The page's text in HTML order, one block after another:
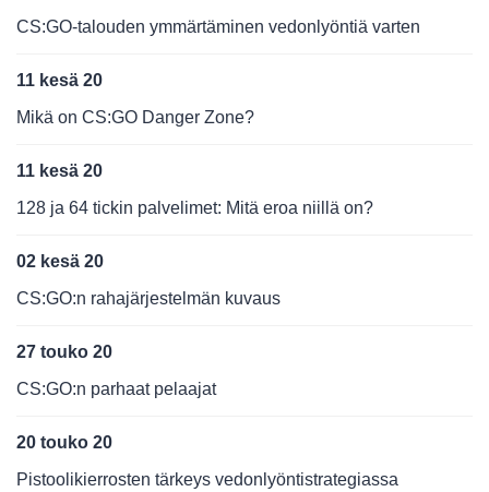
CS:GO-talouden ymmärtäminen vedonlyöntiä varten
11 kesä 20
Mikä on CS:GO Danger Zone?
11 kesä 20
128 ja 64 tickin palvelimet: Mitä eroa niillä on?
02 kesä 20
CS:GO:n rahajärjestelmän kuvaus
27 touko 20
CS:GO:n parhaat pelaajat
20 touko 20
Pistoolikierrosten tärkeys vedonlyöntistrategiassa